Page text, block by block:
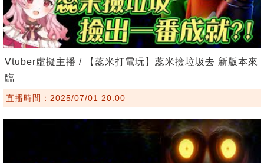
Vtuber虛擬主播 / 【蕊米打電玩】蕊米撿垃圾去 新版本來
臨
直播時間：2025/07/01 20:00